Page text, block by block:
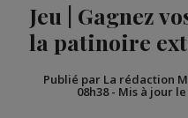
Jeu | Gagnez
la patinoire
Publié par La rédaction
08h38- Mis à jour le